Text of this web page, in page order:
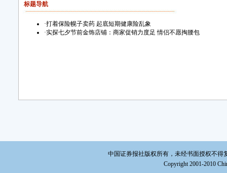
标题导航
·打着保险幌子卖药 起底短期健康险乱象
·实探七夕节前金饰店铺：商家促销力度足 情侣不愿掏腰包
中国证券报社版权所有，未经书面授权不得
Copyright 2001-2010